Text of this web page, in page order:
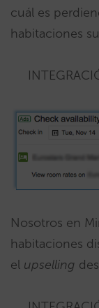
cuál es
habitaciones
Nosotros en
habitaciones
el upselling